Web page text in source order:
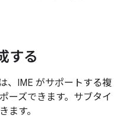
する
、IME がサポートする複
ーズできます。サブタイ
ます。